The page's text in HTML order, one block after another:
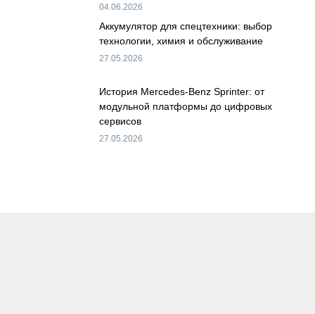
04.06.2026
Аккумулятор для спецтехники: выбор
технологии, химия и обслуживание
27.05.2026
История Mercedes-Benz Sprinter: от
модульной платформы до цифровых
сервисов
27.05.2026